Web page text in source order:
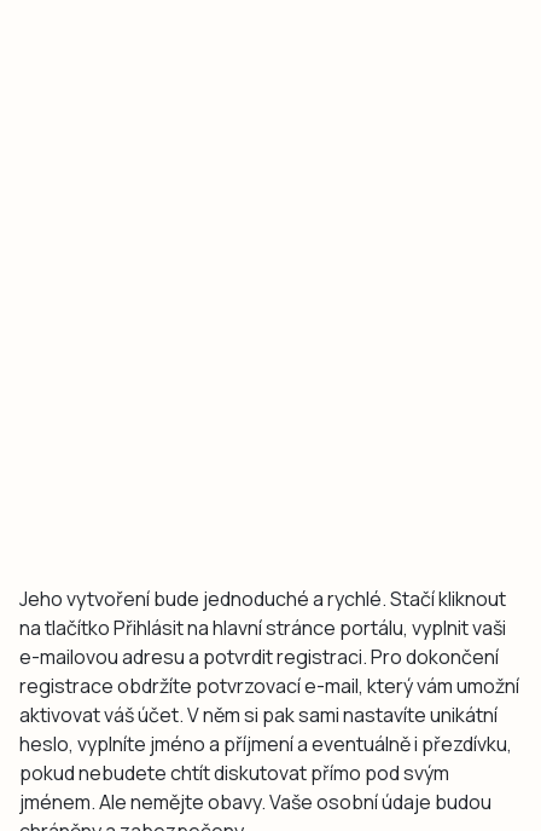
Jeho vytvoření bude jednoduché a rychlé. Stačí kliknout
na tlačítko Přihlásit na hlavní stránce portálu, vyplnit vaši
e-mailovou adresu a potvrdit registraci. Pro dokončení
registrace obdržíte potvrzovací e-mail, který vám umožní
aktivovat váš účet. V něm si pak sami nastavíte unikátní
heslo, vyplníte jméno a příjmení a eventuálně i přezdívku,
pokud nebudete chtít diskutovat přímo pod svým
jménem. Ale nemějte obavy. Vaše osobní údaje budou